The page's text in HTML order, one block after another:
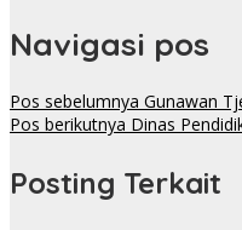
Navigasi pos
Pos sebelumnya Gunawan
Pos berikutnya Dinas
Posting Terkait